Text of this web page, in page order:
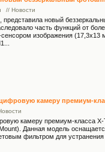
// Новости
новый
часть функций от
изображения (17,3x13
камеру премиум-
камеру премиум-класса
Данная модель
фильтром для устранения